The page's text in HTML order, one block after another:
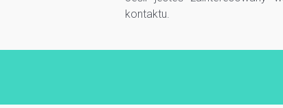
kontaktu.